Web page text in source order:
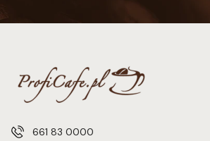
661 83 0000